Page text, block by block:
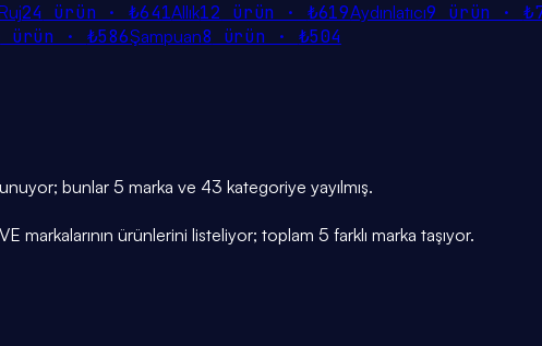
24 ürün ·₺641Allık12 ürün · ₺619Aydınlatıcı9 ürün ·
ürün · ₺586Şampuan8 ürün · ₺504
bunlar 5 marka ve 43 kategoriye yayılmış.
ürünlerini listeliyor; toplam 5 farklı marka taşıyor.